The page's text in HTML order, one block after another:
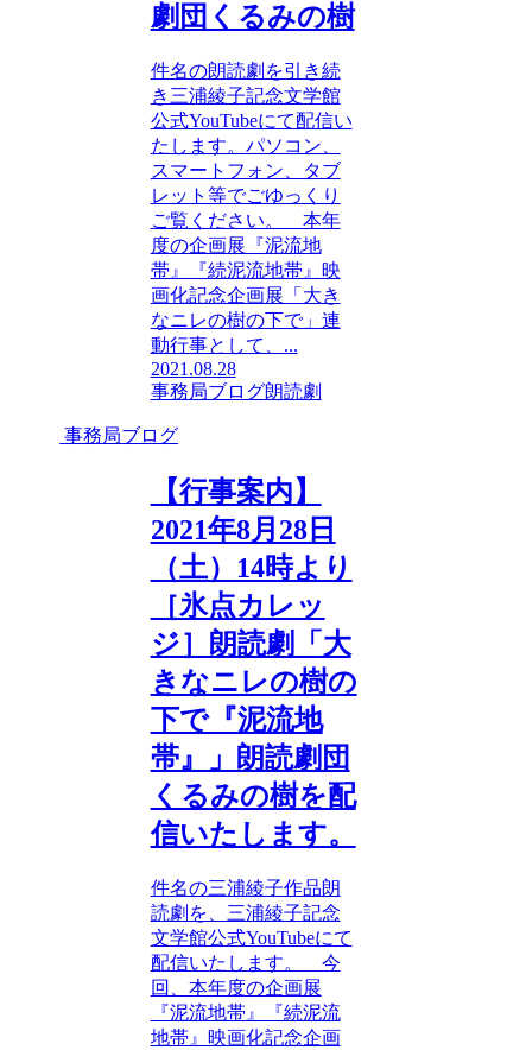
劇団くるみの樹
件名の朗読劇を引き続
き三浦綾子記念文学館
公式YouTubeにて配信い
たします。パソコン、
スマートフォン、タブ
レット等でごゆっくり
ご覧ください。 本年
度の企画展『泥流地
帯』『続泥流地帯』映
画化記念企画展「大き
なニレの樹の下で」連
動行事として、...
2021.08.28
事務局ブログ朗読劇
事務局ブログ
【行事案内】
2021年8月28日
（土）14時より
［氷点カレッ
ジ］朗読劇「大
きなニレの樹の
下で『泥流地
帯』」朗読劇団
くるみの樹を配
信いたします。
件名の三浦綾子作品朗
読劇を、三浦綾子記念
文学館公式YouTubeにて
配信いたします。 今
回、本年度の企画展
『泥流地帯』『続泥流
地帯』映画化記念企画